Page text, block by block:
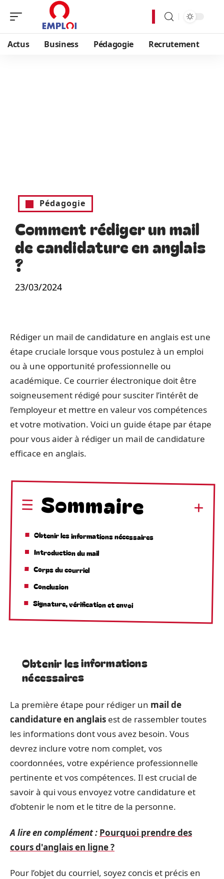
Actus Business Pédagogie Recrutement
Pédagogie
Comment rédiger un mail
de candidature en anglais
?
23/03/2024
Rédiger un mail de candidature en anglais est une
étape cruciale lorsque vous postulez à un emploi
ou à une opportunité professionnelle ou
académique. Ce courrier électronique doit être
soigneusement rédigé pour susciter l’intérêt de
l’employeur et mettre en valeur vos compétences
et votre motivation. Voici un guide étape par étape
pour vous aider à rédiger un mail de candidature
efficace en anglais.
Sommaire
Obtenir les informations nécessaires
Introduction du mail
Corps du courriel
Conclusion
Signature, vérification et envoi
Obtenir les informations
nécessaires
La première étape pour rédiger un mail de
candidature en anglais est de rassembler toutes
les informations dont vous avez besoin. Vous
devrez inclure votre nom complet, vos
coordonnées, votre expérience professionnelle
pertinente et vos compétences. Il est crucial de
savoir à qui vous envoyez votre candidature et
d’obtenir le nom et le titre de la personne.
A lire en complément : Pourquoi prendre des
cours d'anglais en ligne ?
Pour l’objet du courriel, soyez concis et précis en